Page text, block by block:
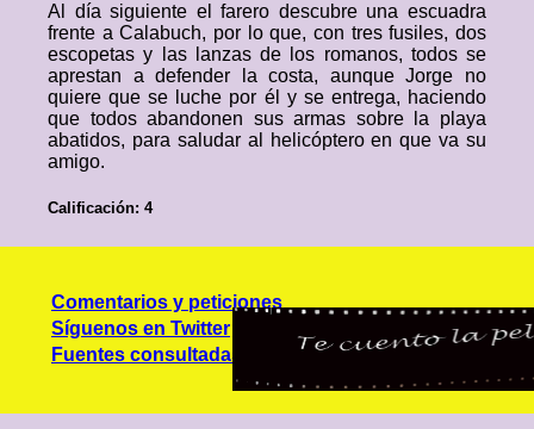
Al día siguiente el farero descubre una escuadra
frente a Calabuch, por lo que, con tres fusiles, dos
escopetas y las lanzas de los romanos, todos se
aprestan a defender la costa, aunque Jorge no
quiere que se luche por él y se entrega, haciendo
que todos abandonen sus armas sobre la playa
abatidos, para saludar al helicóptero en que va su
amigo.
Calificación: 4
Comentarios y peticiones
Síguenos en Twitter
Fuentes consultadas